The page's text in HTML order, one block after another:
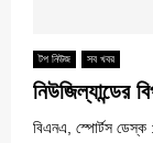
টপ নিউজ সব খবর
নিউজিল্যান্ডের
বিএনএ, স্পোর্টস ডেস্ক :